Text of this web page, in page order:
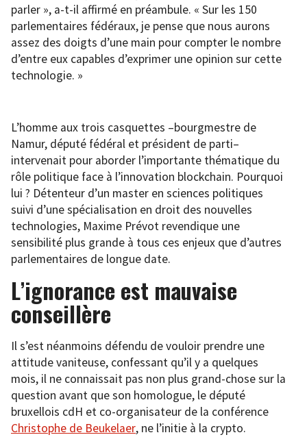
parler », a-t-il affirmé en préambule. « Sur les 150
parlementaires fédéraux, je pense que nous aurons
assez des doigts d’une main pour compter le nombre
d’entre eux capables d’exprimer une opinion sur cette
technologie. »
L’homme aux trois casquettes –bourgmestre de
Namur, député fédéral et président de parti–
intervenait pour aborder l’importante thématique du
rôle politique face à l’innovation blockchain. Pourquoi
lui ? Détenteur d’un master en sciences politiques
suivi d’une spécialisation en droit des nouvelles
technologies, Maxime Prévot revendique une
sensibilité plus grande à tous ces enjeux que d’autres
parlementaires de longue date.
L’ignorance est mauvaise
conseillère
Il s’est néanmoins défendu de vouloir prendre une
attitude vaniteuse, confessant qu’il y a quelques
mois, il ne connaissait pas non plus grand-chose sur la
question avant que son homologue, le député
bruxellois cdH et co-organisateur de la conférence
Christophe de Beukelaer, ne l’initie à la crypto.